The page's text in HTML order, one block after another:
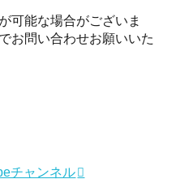
可能な場合がございま
お問い合わせお願いいた
チャンネル